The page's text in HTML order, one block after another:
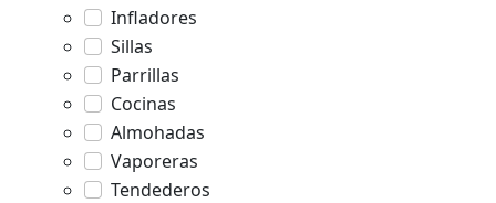
Infladores
Sillas
Parrillas
Cocinas
Almohadas
Vaporeras
Tendederos